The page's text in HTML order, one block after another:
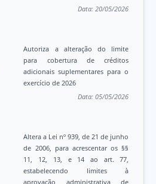
Data:20/05/2026
Autoriza a alteração do limite
para cobertura de créditos
adicionais suplementares para o
exercício de 2026
Data:05/05/2026
Altera a Lei nº 939, de 21 de junho
de 2006, para acrescentar os §§
11, 12, 13, e 14 ao art. 77,
estabelecendo limites à
aprovação administrativa de